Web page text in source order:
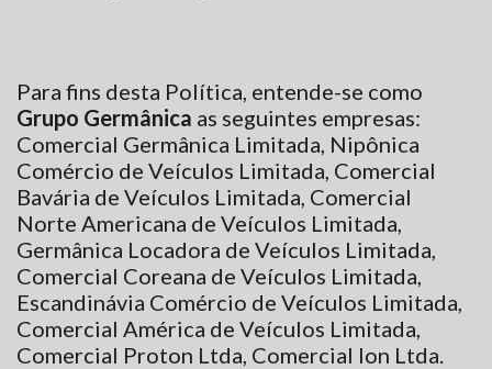
Para fins desta Política, entende-se como
Grupo Germânica as seguintes empresas:
Comercial Germânica Limitada, Nipônica
Comércio de Veículos Limitada, Comercial
Bavária de Veículos Limitada, Comercial
Norte Americana de Veículos Limitada,
Germânica Locadora de Veículos Limitada,
Comercial Coreana de Veículos Limitada,
Escandinávia Comércio de Veículos Limitada,
Comercial América de Veículos Limitada,
Comercial Proton Ltda, Comercial Ion Ltda.